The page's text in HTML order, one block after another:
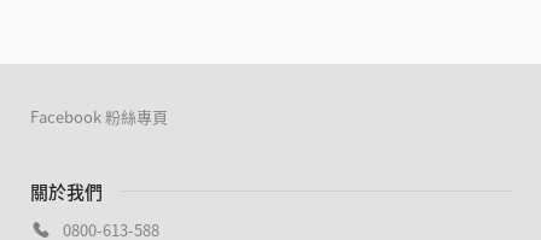
關於我們
0800-613-588
Facebook 粉絲專頁